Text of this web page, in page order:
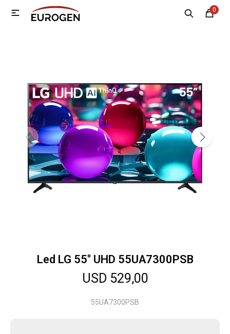
0

Led LG 55" UHD 55UA7300PSB
USD 529,00
55UA7300PSB
MI CUENTA
Electrodomésticos
Tecnología
Climatización
Motos
Herramientas